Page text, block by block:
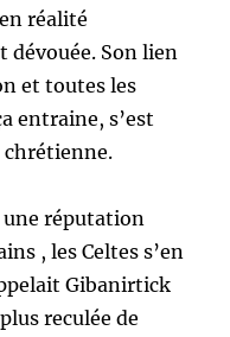
réalité
Son lien
et toutes les
entraine, s’est
chrétienne.
une réputation
, les Celtes s’en
Gibanirtick
reculée de